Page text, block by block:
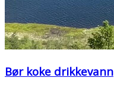
Bør koke drikkevann